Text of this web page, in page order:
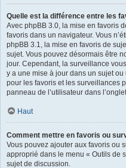
Quelle est la différence entre les
Avec phpBB 3.0, la mise en favoris
favoris dans un navigateur. Vous
phpBB 3.1, la mise en favoris de
sujet. Vous pouvez désormais être
jour. Cependant, la surveillance
y a une mise à jour dans un sujet
pour les favoris et les surveillances
panneau de l’utilisateur dans
Haut
Comment mettre en favoris ou
Vous pouvez ajouter aux favoris ou
approprié dans le menu « Outils de
sujet de discussion.